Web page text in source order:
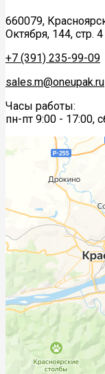
660079,
Октября, 144, стр. 4
+7 (391) 235-99-09
sales.m@oneupak.ru
Часы работы:
пн-пт 9:00 - 17:00,